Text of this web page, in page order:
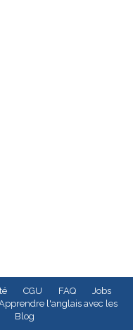
CGU FAQ
Jobs
l'anglais avec les
Blog